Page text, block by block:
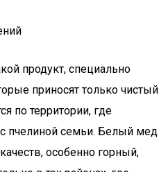
продукт, специально
приносят только чистый
по территории, где
пчелиной семьи. Белый мед
особенно горный,